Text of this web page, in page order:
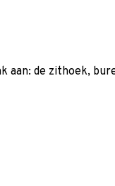
aan: de zithoek,